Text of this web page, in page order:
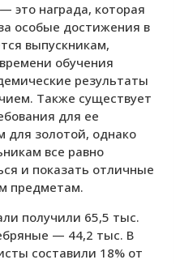
это награда, которая
особые достижения в
выпускникам,
обучения
результаты
Также существует
для ее
для золотой, однако
все равно
и показать отличные
предметам.
получили 65,5 тыс.
— 44,2 тыс. В
составили 18% от